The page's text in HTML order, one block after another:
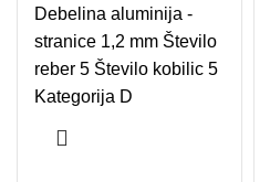
Debelina aluminija -
stranice 1,2 mm Število
reber 5 Število kobilic 5
Kategorija D